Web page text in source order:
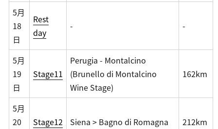
5月
18
日
Rest
day
- -
5月
19
日
Stage11
Perugia - Montalcino
(Brunello di Montalcino
Wine Stage)
162km
5月
20
Stage12 Siena > Bagno di Romagna 212km